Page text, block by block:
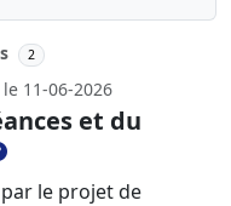
2
11-06-2026
et du
le projet de